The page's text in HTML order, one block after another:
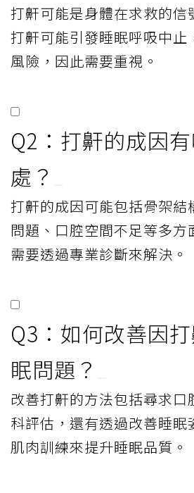
打鼾可能是身體在求救的信
打鼾可能引發睡眠呼吸中止
風險，因此需要重視。
Q2：打鼾的成因
處？
打鼾的成因可能包括骨架結
問題、口腔空間不足等多方
需要透過專業診斷來解決。
Q3：如何改善因
眠問題？
改善打鼾的方法包括尋求口
科評估，還有透過改善睡眠
肌肉訓練來提升睡眠品質。